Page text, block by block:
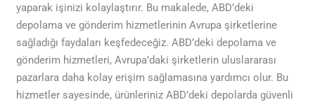
yaparak işinizi kolaylaştırır. Bu makalede, ABD’deki
depolama ve gönderim hizmetlerinin Avrupa şirketlerine
sağladığı faydaları keşfedeceğiz. ABD’deki depolama ve
gönderim hizmetleri, Avrupa’daki şirketlerin uluslararası
pazarlara daha kolay erişim sağlamasına yardımcı olur. Bu
hizmetler sayesinde, ürünleriniz ABD’deki depolarda güvenli